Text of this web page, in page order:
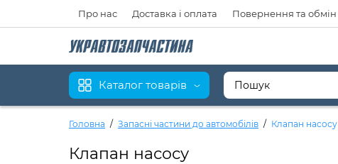
Про нас Доставка і оплата Повернення та обмін
Каталог товарів
Головна Запасні частини до автомобілів Клапан насосу
Клапан насосу